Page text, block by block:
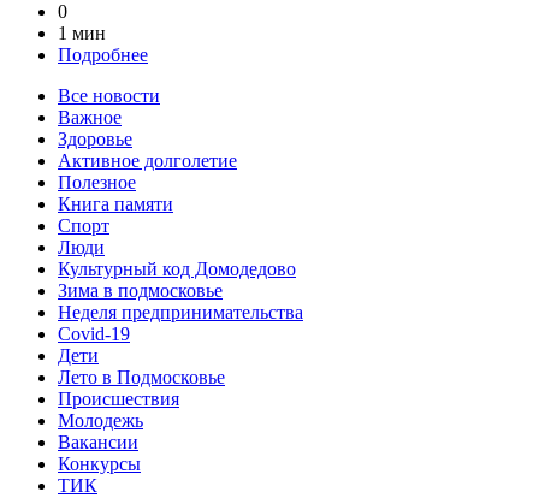
0
1 мин
Подробнее
Все новости
Важное
Здоровье
Активное долголетие
Полезное
Книга памяти
Спорт
Люди
Культурный код Домодедово
Зима в подмосковье
Неделя предпринимательства
Covid-19
Дети
Лето в Подмосковье
Происшествия
Молодежь
Вакансии
Конкурсы
ТИК